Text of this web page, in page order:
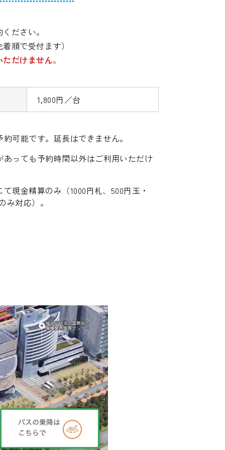
ださい。
順で受付ます）
だけません。
1,800円／台
可能です。延長はできません。
っても予約時間以外はご利用いただけ
現金精算のみ（1000円札、500円玉・
み対応）。